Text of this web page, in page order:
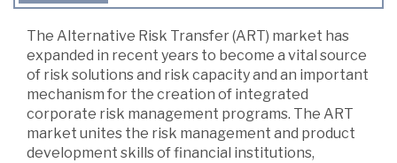
The Alternative Risk Transfer (ART) market has
expanded in recent years to become a vital source
of risk solutions and risk capacity and an important
mechanism for the creation of integrated
corporate risk management programs. The ART
market unites the risk management and product
development skills of financial institutions,